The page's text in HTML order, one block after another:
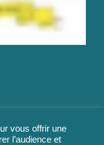
vous offrir une
l’audience et